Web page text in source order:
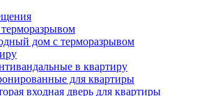
дом с терморазрывом
в квартиру
для квартиры
входная дверь для квартиры